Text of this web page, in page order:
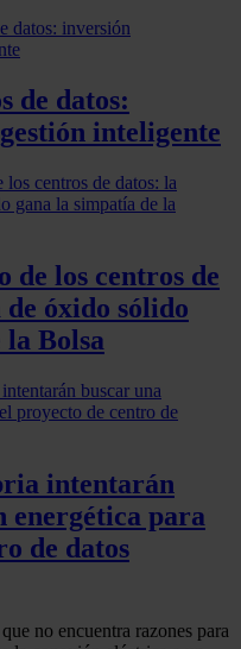
de datos:
inteligente
de los centros de
óxido sólido
la Bolsa
intentarán
energética para
de datos
no encuentra razones para